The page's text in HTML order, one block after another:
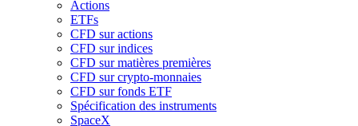
Actions
ETFs
CFD sur actions
CFD sur indices
CFD sur matières premières
CFD sur crypto-monnaies
CFD sur fonds ETF
Spécification des instruments
SpaceX